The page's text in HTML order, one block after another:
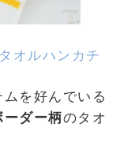
オルハンカチ
を好んでいる
ーダー柄のタオ